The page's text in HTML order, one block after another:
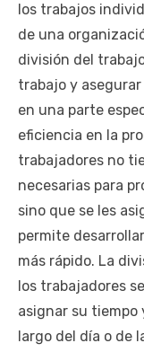
los trabajos
de una
división del
trabajo y
en una parte
eficiencia en la
trabajadores no
necesarias para
sino que se les
permite
más rápido. La
los trabajadores
asignar su
largo del día o de